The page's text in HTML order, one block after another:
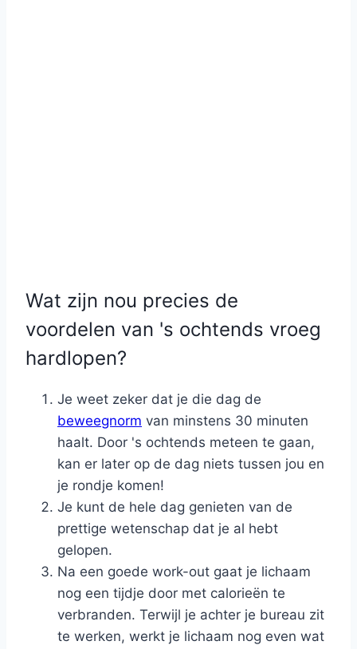
Wat zijn nou precies de
voordelen van 's ochtends vroeg
hardlopen?
Je weet zeker dat je die dag de
beweegnorm van minstens 30 minuten
haalt. Door 's ochtends meteen te gaan,
kan er later op de dag niets tussen jou en
je rondje komen!
Je kunt de hele dag genieten van de
prettige wetenschap dat je al hebt
gelopen.
Na een goede work-out gaat je lichaam
nog een tijdje door met calorieën te
verbranden. Terwijl je achter je bureau zit
te werken, werkt je lichaam nog even wat